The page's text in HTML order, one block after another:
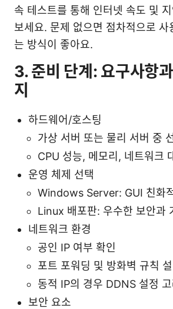
속 테스트를 통해 인터넷 속도 및
보세요. 문제 없으면 점차적으로 사
는 방식이 좋아요.
3. 준비 단계: 요구사항
지
하드웨어/호스팅
가상 서버 또는 물리 서버 중
CPU 성능, 메모리, 네트워크
운영 체제 선택
Windows Server: GUI 친화
Linux 배포판: 우수한 보안과
네트워크 환경
공인 IP 여부 확인
포트 포워딩 및 방화벽 규칙
동적 IP의 경우 DDNS 설정 고
보안 요소